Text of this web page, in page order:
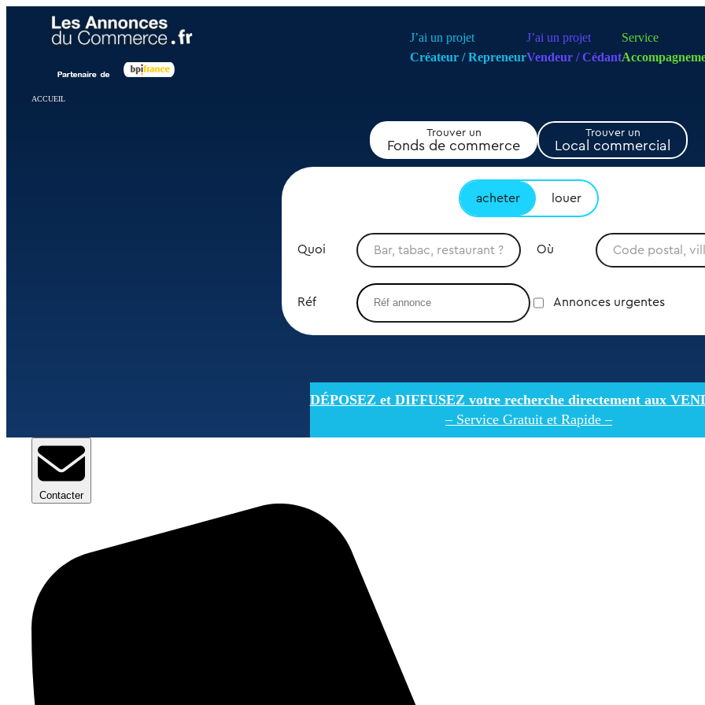
J’ai un projet
Créateur / Repreneur
J’ai un projet
Vendeur / Cédant
Service
ACCUEIL
Trouver un
Fonds de commerce
Trouver un
Local commercial
acheter louer
Quoi Où
Réf Annonces urgentes
DÉPOSEZ et DIFFUSEZ votre recherche directement aux
– Service Gratuit et Rapide –
Contacter
Panneau de gestion des cookies